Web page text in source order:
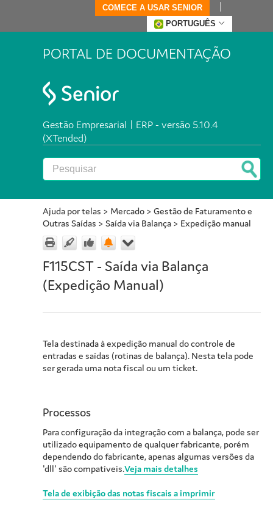
COMECE A USAR SENIOR
PORTUGUÊS
PORTAL DE DOCUMENTAÇÃO
Gestão Empresarial | ERP - versão 5.10.4
(XTended)
Ajuda por telas > Mercado > Gestão de Faturamento e
Outras Saídas > Saída via Balança > Expedição manual
F115CST - Saída via Balança
(Expedição Manual)
Tela destinada à expedição manual do controle de
entradas e saídas (rotinas de balança). Nesta tela pode
ser gerada uma nota fiscal ou um ticket.
Processos
Para configuração da integração com a balança, pode ser
utilizado equipamento de qualquer fabricante, porém
dependendo do fabricante, apenas algumas versões da
'dll' são compatíveis.Veja mais detalhes
Tela de exibição das notas fiscais a imprimir